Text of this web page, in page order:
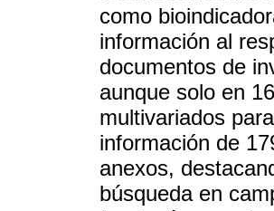
como
información al
documentos de
aunque solo en
multivariados
información de
anexos,
búsqueda en